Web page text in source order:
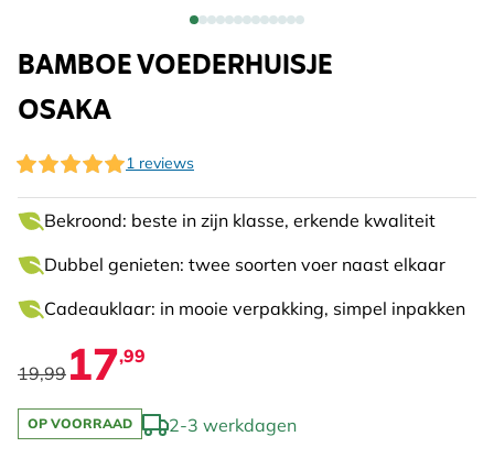
BAMBOE VOEDERHUISJE
OSAKA
1 reviews
Bekroond: beste in zijn klasse, erkende kwaliteit
Dubbel genieten: twee soorten voer naast elkaar
Cadeauklaar: in mooie verpakking, simpel inpakken
19,99 17,99
OP VOORRAAD 2-3 werkdagen